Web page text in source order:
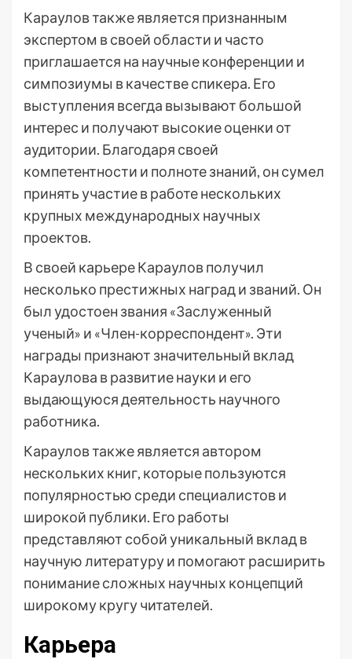
Караулов также является признанным
экспертом в своей области и часто
приглашается на научные конференции и
симпозиумы в качестве спикера. Его
выступления всегда вызывают большой
интерес и получают высокие оценки от
аудитории. Благодаря своей
компетентности и полноте знаний, он сумел
принять участие в работе нескольких
крупных международных научных
проектов.
В своей карьере Караулов получил
несколько престижных наград и званий. Он
был удостоен звания «Заслуженный
ученый» и «Член-корреспондент». Эти
награды признают значительный вклад
Караулова в развитие науки и его
выдающуюся деятельность научного
работника.
Караулов также является автором
нескольких книг, которые пользуются
популярностью среди специалистов и
широкой публики. Его работы
представляют собой уникальный вклад в
научную литературу и помогают расширить
понимание сложных научных концепций
широкому кругу читателей.
Карьера